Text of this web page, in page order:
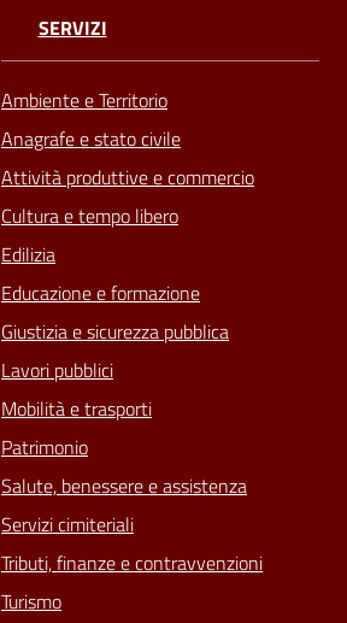
SERVIZI
Ambiente e Territorio
Anagrafe e stato civile
Attività produttive e commercio
Cultura e tempo libero
Edilizia
Educazione e formazione
Giustizia e sicurezza pubblica
Lavori pubblici
Mobilità e trasporti
Patrimonio
Salute, benessere e assistenza
Servizi cimiteriali
Tributi, finanze e contravvenzioni
Turismo